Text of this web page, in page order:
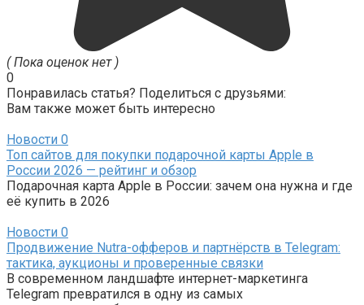
( Пока оценок нет )
0
Понравилась статья? Поделиться с друзьями:
Вам также может быть интересно
Новости 0
Топ сайтов для покупки подарочной карты Apple в
России 2026 — рейтинг и обзор
Подарочная карта Apple в России: зачем она нужна и где
её купить в 2026
Новости 0
Продвижение Nutra-офферов и партнёрств в Telegram:
тактика, аукционы и проверенные связки
В современном ландшафте интернет-маркетинга
Telegram превратился в одну из самых